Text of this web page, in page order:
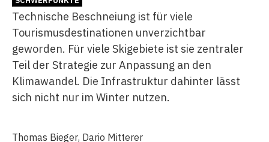
Technische Beschneiung ist für viele
Tourismusdestinationen unverzichtbar
geworden. Für viele Skigebiete ist sie zentraler
Teil der Strategie zur Anpassung an den
Klimawandel. Die Infrastruktur dahinter lässt
sich nicht nur im Winter nutzen.
Thomas Bieger, Dario Mitterer